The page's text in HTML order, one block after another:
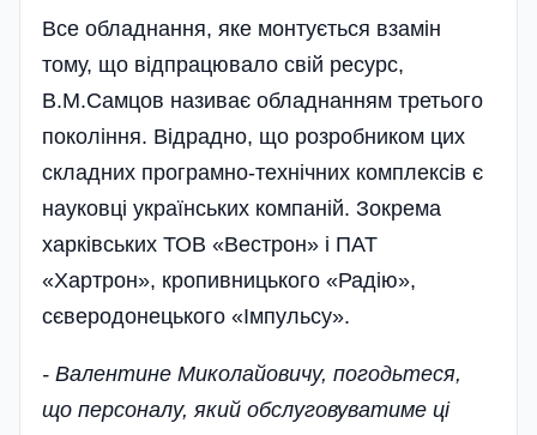
Все обладнання, яке монтується взамін
тому, що відпрацювало свій ресурс,
В.М.Самцов називає обладнанням третього
покоління. Відрадно, що розробником цих
складних програмно-технічних комплексів є
науковці українських компаній. Зокрема
харківських ТОВ «Вестрон» і ПАТ
«Хартрон», кропивницького «Радію»,
сєверодонецького «Імпульсу».
- Валентине Миколайовичу, погодьтеся,
що персоналу, який обслуговуватиме ці